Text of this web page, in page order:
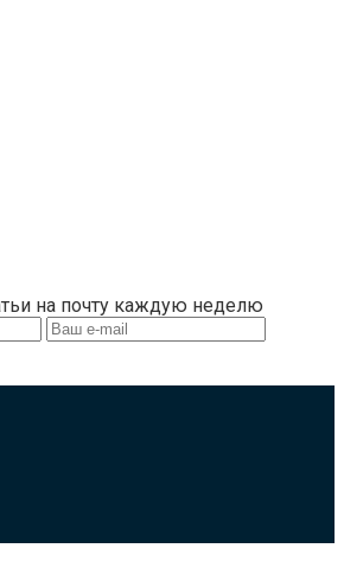
на почту каждую неделю